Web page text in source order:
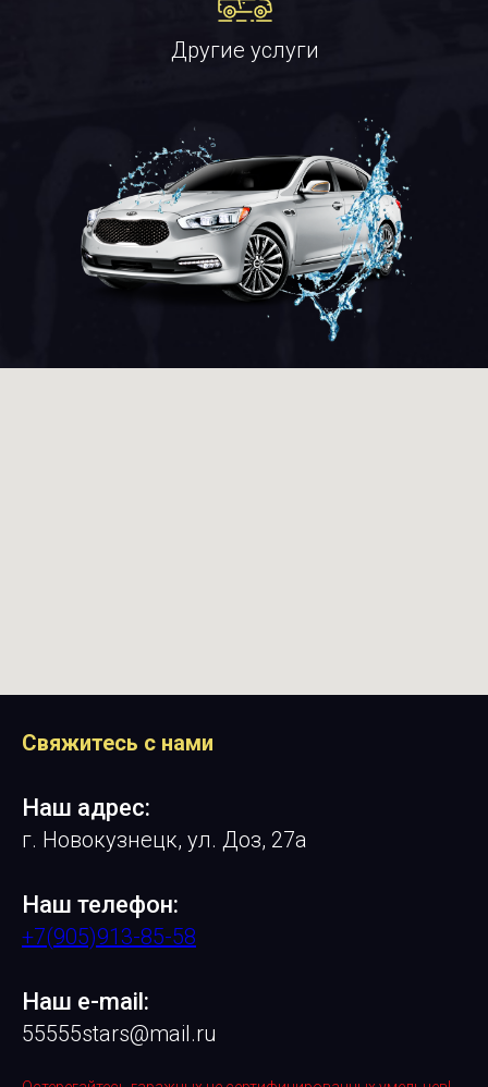
Другие услуги
Свяжитесь с нами
Наш адрес:
г. Новокузнецк, ул. Доз, 27а
Наш телефон:
+7(905)913-85-58
Наш e-mail:
55555stars@mail.ru